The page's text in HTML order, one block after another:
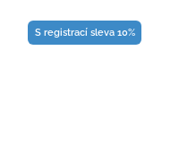
S registrací sleva 10%